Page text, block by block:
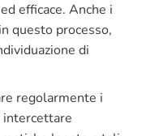
efficace. Anche i
questo processo,
di
regolarmente i